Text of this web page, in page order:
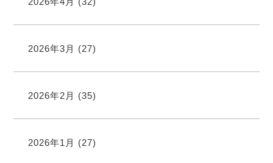
2026年3月 (27)
2026年2月 (35)
2026年1月 (27)